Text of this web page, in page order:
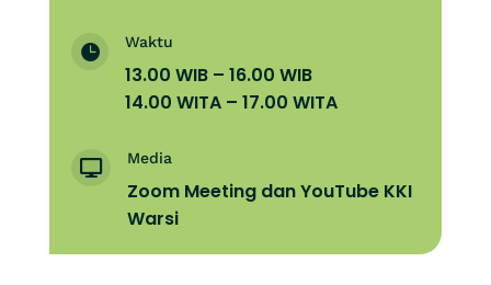
 Waktu
13.00 WIB – 16.00 WIB
14.00 WITA – 17.00 WITA
 Media
Zoom Meeting dan YouTube KKI
Warsi